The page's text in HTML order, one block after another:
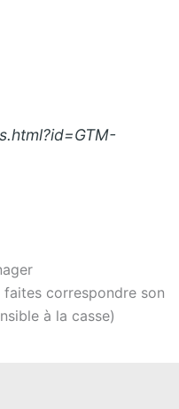
correspondre son
à la casse)